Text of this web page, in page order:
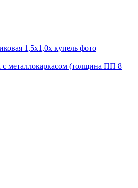
с металлокаркасом (толщина ПП 8